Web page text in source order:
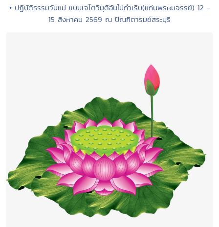
• ปฏิบัติธรรมวันแม่ แบบเจโตวิมุติอันไม่กำเริบ(แก่นพรหมจรรย์) 12 -
15 สิงหาคม 2569 ณ ปัณฑิตารมย์สระบุรี